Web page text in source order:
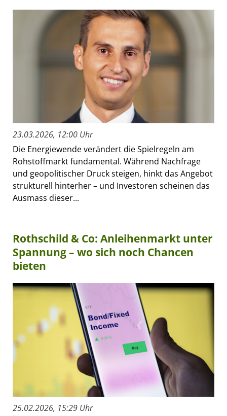
23.03.2026, 12:00 Uhr
Die Energiewende verändert die Spielregeln am
Rohstoffmarkt fundamental. Während Nachfrage
und geopolitischer Druck steigen, hinkt das Angebot
strukturell hinterher – und Investoren scheinen das
Ausmass dieser...
Rothschild & Co: Anleihenmarkt unter
Spannung – wo sich noch Chancen
bieten
25.02.2026, 15:29 Uhr